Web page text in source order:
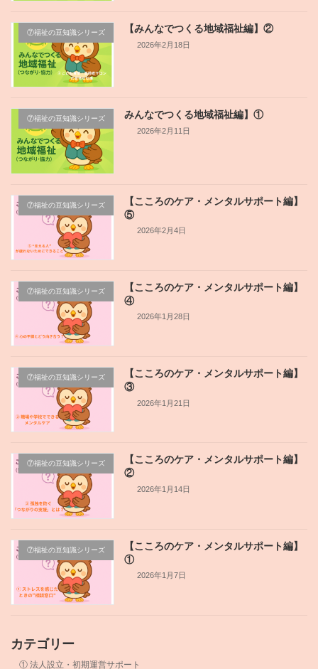
⑦福祉の豆知識シリーズ 【みんなでつくる地域福祉編】②
2026年2月18日
⑦福祉の豆知識シリーズ みんなでつくる地域福祉編】①
2026年2月11日
⑦福祉の豆知識シリーズ
【こころのケア・メンタルサポート編】
⑤
2026年2月4日
⑦福祉の豆知識シリーズ
【こころのケア・メンタルサポート編】
④
2026年1月28日
⑦福祉の豆知識シリーズ
【こころのケア・メンタルサポート編】
③
2026年1月21日
⑦福祉の豆知識シリーズ
【こころのケア・メンタルサポート編】
②
2026年1月14日
⑦福祉の豆知識シリーズ
【こころのケア・メンタルサポート編】
①
2026年1月7日
カテゴリー
① 法人設立・初期運営サポート